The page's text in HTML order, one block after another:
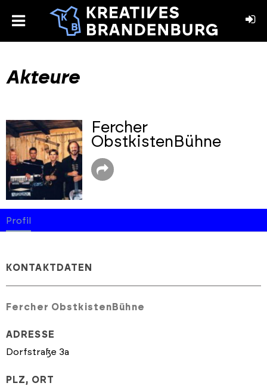
toggle
Akteure
Fercher
ObstkistenBühne
Profil
KONTAKTDATEN
Fercher ObstkistenBühne
ADRESSE
Dorfstraße 3a
PLZ, ORT